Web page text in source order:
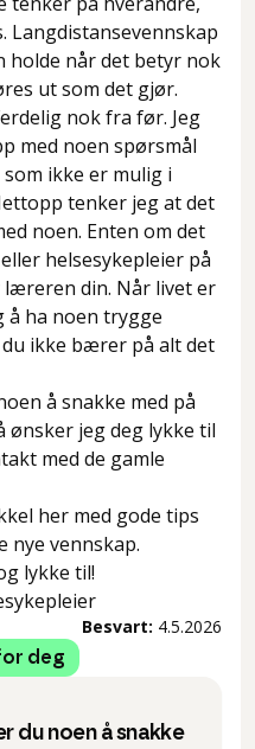
Langdistansevennskap
holde når det betyr nok
ut som det gjør.
nok fra før. Jeg
med noen spørsmål
ikke er mulig i
tenker jeg at det
noen. Enten om det
helsesykepleier på
læreren din. Når livet er
ha noen trygge
ikke bærer på alt det
å snakke med på
ønsker jeg deg lykke til
med de gamle
her med gode tips
nye vennskap.
lykke til!
Besvart: 4.5.2026
deg
du noen å snakke